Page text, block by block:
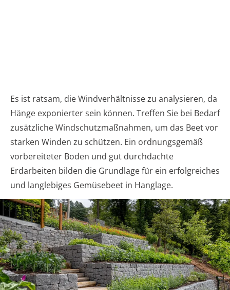
Es ist ratsam, die Windverhältnisse zu analysieren, da
Hänge exponierter sein können. Treffen Sie bei Bedarf
zusätzliche Windschutzmaßnahmen, um das Beet vor
starken Winden zu schützen. Ein ordnungsgemäß
vorbereiteter Boden und gut durchdachte
Erdarbeiten bilden die Grundlage für ein erfolgreiches
und langlebiges Gemüsebeet in Hanglage.